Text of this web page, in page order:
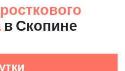
в Скопине